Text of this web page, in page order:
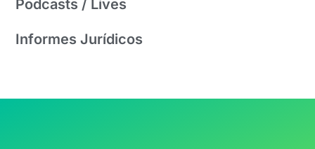
Podcasts / Lives
Informes Jurídicos